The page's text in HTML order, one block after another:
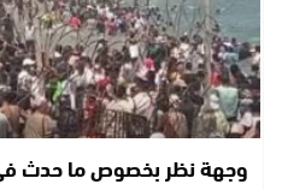
وجهة نظر بخصوص ما حدث